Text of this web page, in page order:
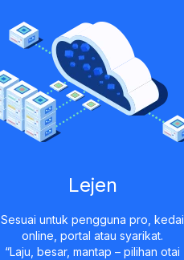
Lejen
Sesuai untuk pengguna pro, kedai
online, portal atau syarikat.
“Laju, besar, mantap – pilihan otai